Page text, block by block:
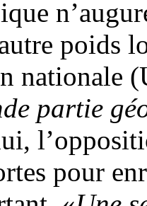
poids
nationale
partie
pour